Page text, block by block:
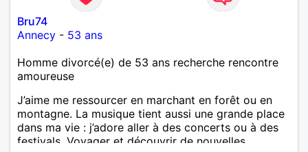
Bru74
Annecy - 53 ans
Homme divorcé(e) de 53 ans recherche rencontre
amoureuse
J’aime me ressourcer en marchant en forêt ou en
montagne. La musique tient aussi une grande place
dans ma vie : j’adore aller à des concerts ou à des
festivals. Voyager et découvrir de nouvelles